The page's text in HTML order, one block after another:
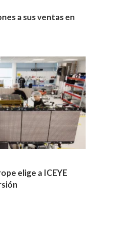
a sus ventas en
elige a ICEYE